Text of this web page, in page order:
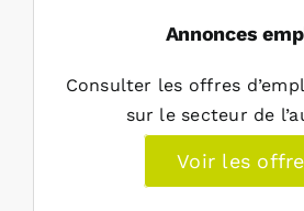
Annonces
Consulter les offres
sur le secteur de
Voir les